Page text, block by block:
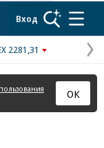
Вход
2281,31
ОК